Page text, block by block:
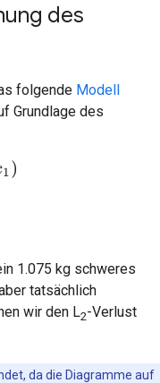
des
folgende Modell
Grundlage des
1.075 kg schweres
tatsächlich
wir den L2-Verlust
da die Diagramme auf